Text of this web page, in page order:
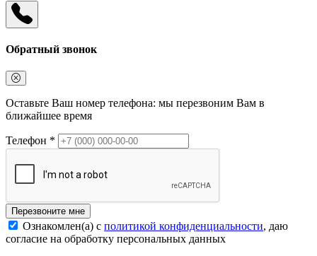
Обратный звонок
Оставьте Ваш номер телефона: мы перезвоним Вам в
ближайшее время
Телефон *
Перезвоните мне
Ознакомлен(а) с политикой конфиденциальности, даю
согласие на обработку персональных данных